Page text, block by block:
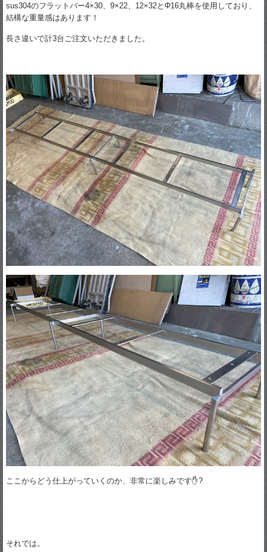
sus304のフラットバー4×30、9×22、12×32とΦ16丸棒を使用しており、
結構な重量感はあります！
長さ違いで計3台ご注文いただきました。
ここからどう仕上がっていくのか、非常に楽しみです✋?
それでは。